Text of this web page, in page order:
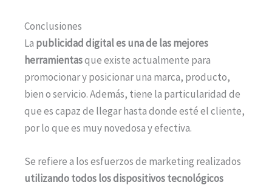
Conclusiones
La publicidad digital es una de las mejores
herramientasque existe actualmente para
promocionar y posicionar una marca, producto,
bien o servicio. Además, tiene la particularidad de
que es capaz de llegar hasta donde esté el cliente,
por lo que es muy novedosa y efectiva.
Se refiere a los esfuerzos de marketing realizados
utilizando todos los dispositivos tecnológicos